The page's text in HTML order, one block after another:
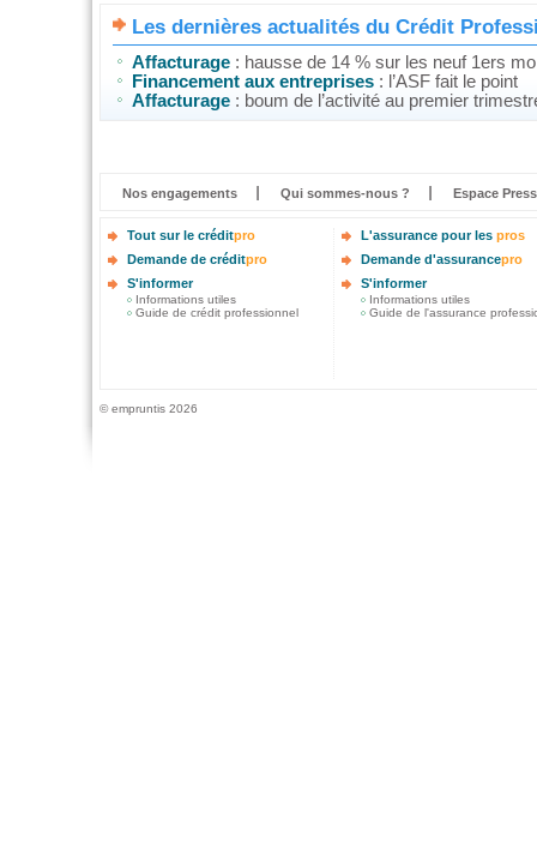
Les dernières actualités du Crédit
Affacturage : hausse de 14 % sur les neuf 1ers
Financement aux entreprises : l’ASF fait le point
Affacturage : boum de l’activité au premier
Nos engagements Qui sommes-nous ? Espace
Tout sur le créditpro
Demande de créditpro
S'informer
Informations utiles
Guide de crédit professionnel
L'assurance pour les pros
Demande d'assurancepro
S'informer
Informations utiles
Guide de l'assurance
© empruntis 2026